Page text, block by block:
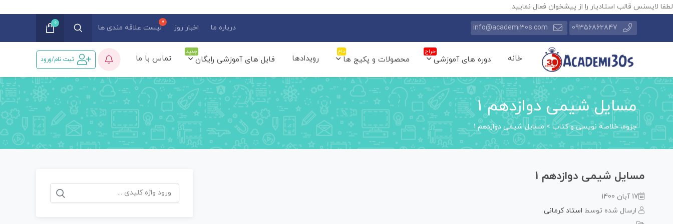
لطفا لایسنس قالب استادیار را از پیشخوان فعال نمایید.
09356862847
info@academi30s.com درباره ما اخبار روز لیست علاقه مندی ها
0
خانه دوره های آموزشی
حراج
محصولات و پکیج ها
داغ
رویدادها فایل های آموزشی رایگان
جدید
تماس با ما ثبت نام/ورود
مسایل شیمی دوازدهم 1
جزوه، خلاصه نویسی و کتاب>مسایل شیمی دوازدهم 1
مسایل شیمی دوازدهم 1
17 آبان 1400
ارسال شده توسط استاد کرمانی
جستجو
برای: